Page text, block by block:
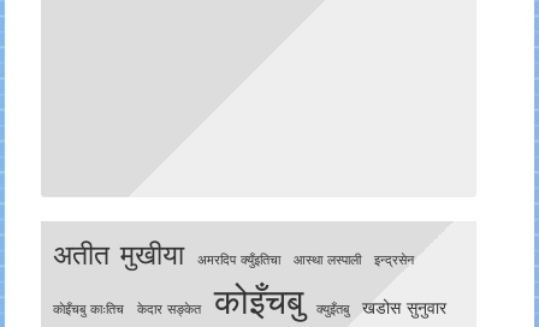
अतीत मुखीया अमरदिप क्युँइतिचा आस्था लस्पाली इन्द्रसेन
काेइँचबु काःतिच केदार सङ्केत कोइँचबु क्युइँतबु खडोस सुनुवार